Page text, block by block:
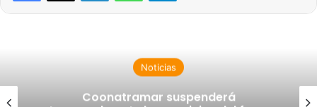
Noticias
Coonatramar suspenderá